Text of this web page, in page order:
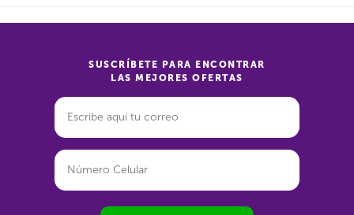
SUSCRÍBETE PARA ENCONTRAR
LAS MEJORES OFERTAS